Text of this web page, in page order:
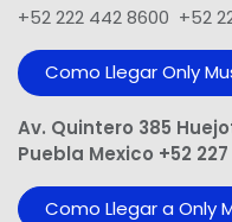
+52 222 442 8600 +52
Como Llegar Only
Av. Quintero 385
Puebla Mexico +52 227
Como Llegar a Only